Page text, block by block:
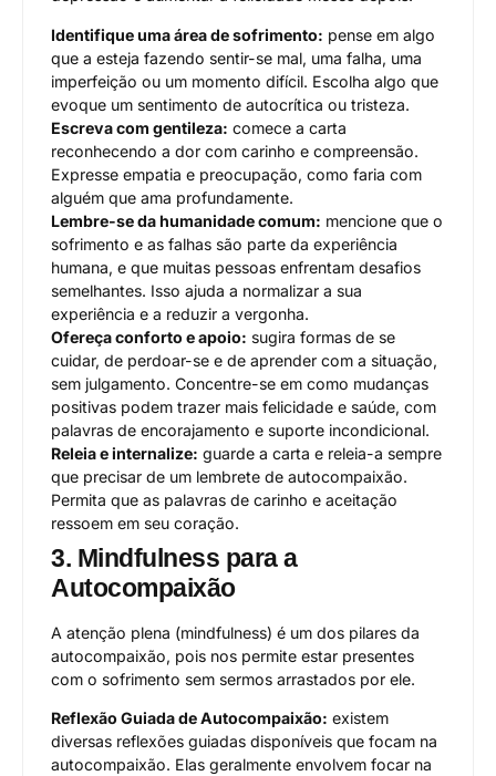
Identifique uma área de sofrimento: pense em algo
que a esteja fazendo sentir-se mal, uma falha, uma
imperfeição ou um momento difícil. Escolha algo que
evoque um sentimento de autocrítica ou tristeza.
Escreva com gentileza: comece a carta
reconhecendo a dor com carinho e compreensão.
Expresse empatia e preocupação, como faria com
alguém que ama profundamente.
Lembre-se da humanidade comum: mencione que o
sofrimento e as falhas são parte da experiência
humana, e que muitas pessoas enfrentam desafios
semelhantes. Isso ajuda a normalizar a sua
experiência e a reduzir a vergonha.
Ofereça conforto e apoio: sugira formas de se
cuidar, de perdoar-se e de aprender com a situação,
sem julgamento. Concentre-se em como mudanças
positivas podem trazer mais felicidade e saúde, com
palavras de encorajamento e suporte incondicional.
Releia e internalize: guarde a carta e releia-a sempre
que precisar de um lembrete de autocompaixão.
Permita que as palavras de carinho e aceitação
ressoem em seu coração.
3. Mindfulness para a
Autocompaixão
A atenção plena (mindfulness) é um dos pilares da
autocompaixão, pois nos permite estar presentes
com o sofrimento sem sermos arrastados por ele.
Reflexão Guiada de Autocompaixão: existem
diversas reflexões guiadas disponíveis que focam na
autocompaixão. Elas geralmente envolvem focar na